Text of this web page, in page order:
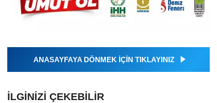
ANASAYFAYA DÖNMEK İÇİN TIKLAYINIZ
İLGINIZI ÇEKEBILIR